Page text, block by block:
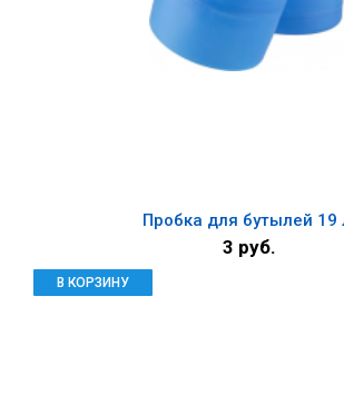
Пробка для бутылей 19
3 руб.
В КОРЗИНУ